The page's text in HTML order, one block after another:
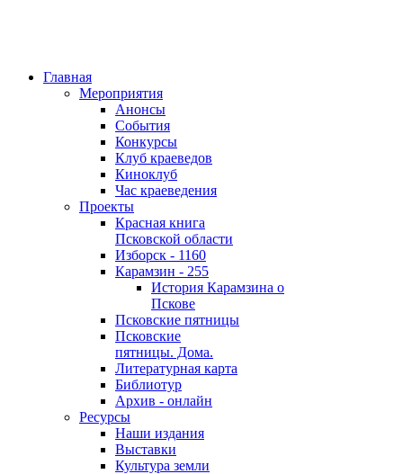
Главная
Мероприятия
Анонсы
События
Конкурсы
Клуб краеведов
Киноклуб
Час краеведения
Проекты
Красная книга
Псковской области
Изборск - 1160
Карамзин - 255
История Карамзина о
Пскове
Псковские пятницы
Псковские
пятницы. Дома.
Литературная карта
Библиотур
Архив - онлайн
Ресурсы
Наши издания
Выставки
Культура земли